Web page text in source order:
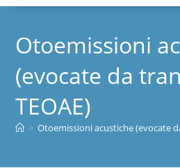
Otoemissioni
(evocate da
TEOAE)
> Otoemissioni acustiche (evocate